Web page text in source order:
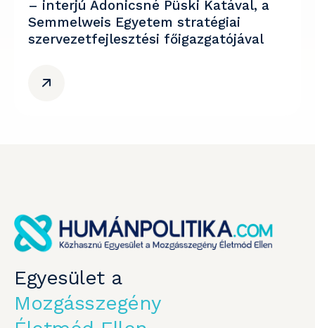
– interjú Adonicsné Püski Katával, a
Semmelweis Egyetem stratégiai
szervezetfejlesztési főigazgatójával
Egyesület a
Mozgásszegény